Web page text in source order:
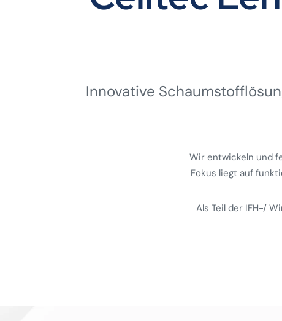
Innovative
Wir entwickeln und
Fokus liegt auf
Als Teil der IFH-/